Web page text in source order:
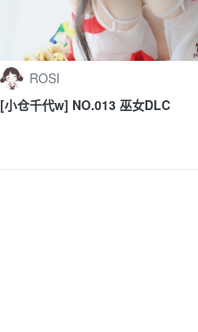
ROSI
[小仓千代w] NO.013 巫女DLC